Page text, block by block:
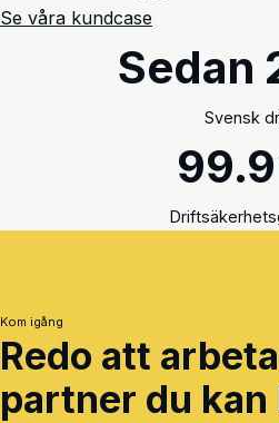
Se våra kundcase
Sedan
Svensk
Kom igång
Redo att
partner du kan